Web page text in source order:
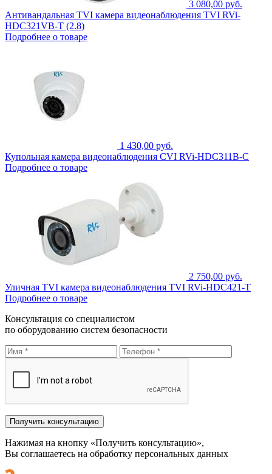
3 080,00 руб.
Антивандальная TVI камера видеонаблюдения TVI RVi-
HDC321VB-T (2.8)
Подробнее о товаре
1 430,00 руб.
Купольная камера видеонаблюдения CVI RVi-HDC311B-C
Подробнее о товаре
2 750,00 руб.
Уличная TVI камера видеонаблюдения TVI RVi-HDC421-T
Подробнее о товаре
Консультация со специалистом
по оборудованию систем безопасности
Нажимая на кнопку «Получить консультацию»,
Вы соглашаетесь на обработку персональных данных